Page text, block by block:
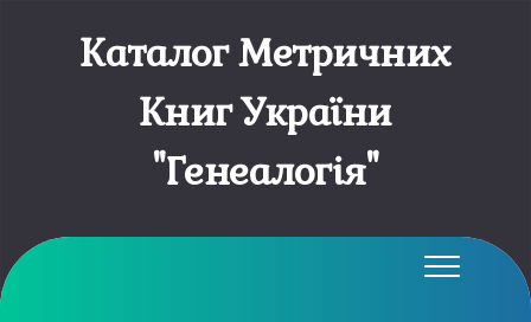
Каталог Метричних
Книг України
"Генеалогія"